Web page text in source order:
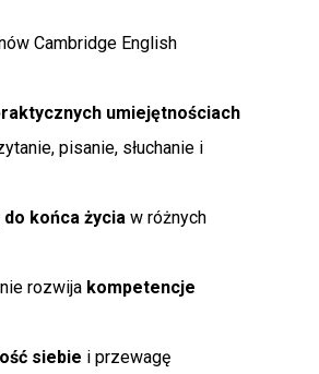
Cambridge English
umiejętnościach
pisanie, słuchanie i
końca życia w różnych
rozwija kompetencje
siebie i przewagę